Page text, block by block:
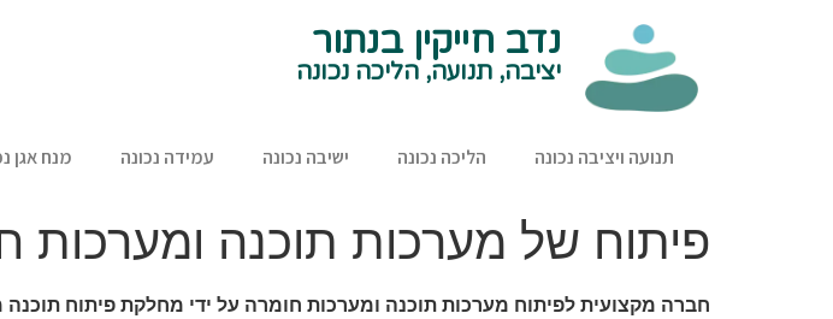
נדב חייקין בנתור
יציבה, תנועה, הליכה נכונה
תנועה ויציבה נכונה הליכה נכונה ישיבה נכונה עמידה נכונה מנח אגן
פיתוח של מערכות תוכנה ומערכות
חברה מקצועית לפיתוח מערכות תוכנה ומערכות חומרה על ידי מחלקת פיתוח תוכנה